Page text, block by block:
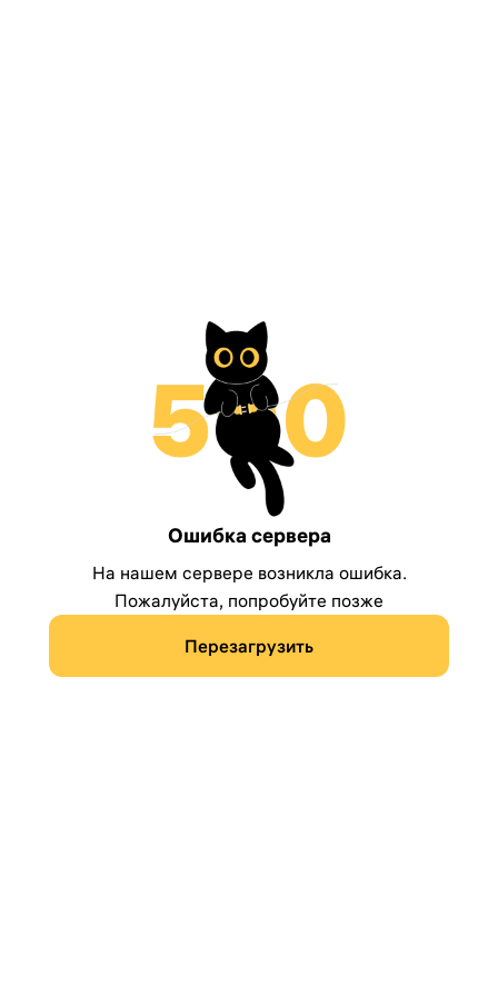
Ошибка сервера
На нашем сервере возникла ошибка.
Пожалуйста, попробуйте позже
Перезагрузить